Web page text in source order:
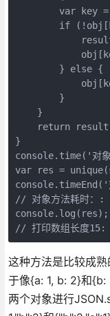
var key
if
        } else {
        }
    }
return
}
console.time('对
var res =
console.timeEnd('
// 对象方法耗时：:
console.log(res);
// 打印数组长
这种方法是比较成
于像{a: 1, b: 2}和{b:
两个对象进行